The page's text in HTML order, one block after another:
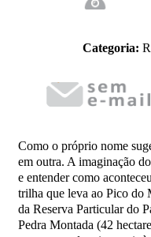
Categoria:
Como o próprio nome
em outra. A imaginação
e entender como
trilha que leva ao Pico do
da Reserva Particular do
Pedra Montada (42